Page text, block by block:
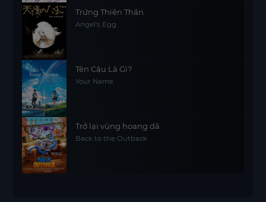
Trứng Thiên Thần
Angel's Egg
Tên Cậu Là Gì?
Your Name.
Trở lại vùng hoang dã
Back to the Outback